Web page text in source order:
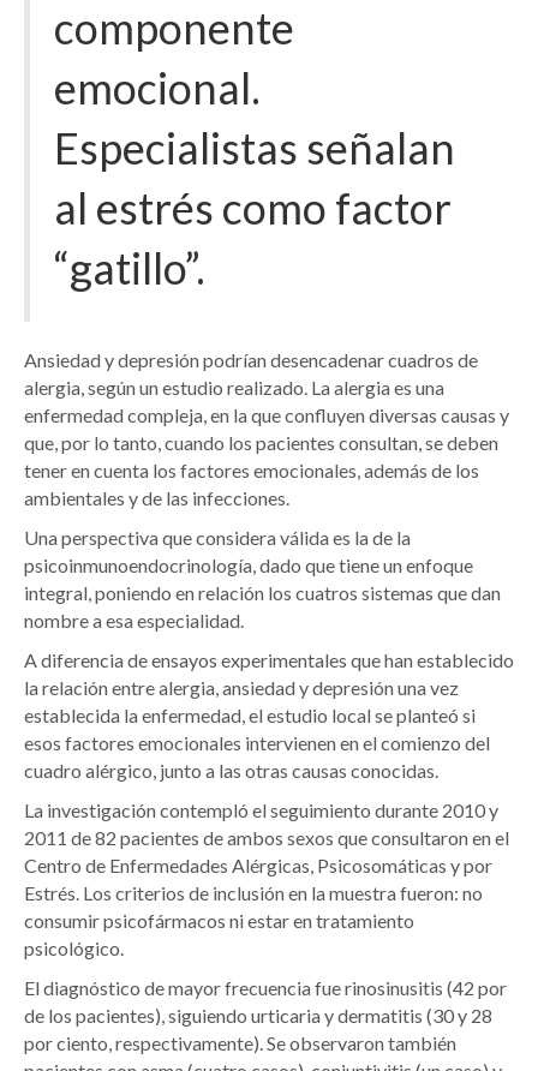
componente
emocional.
Especialistas señalan
al estrés como factor
“gatillo”.
Ansiedad y depresión podrían desencadenar cuadros de
alergia, según un estudio realizado. La alergia es una
enfermedad compleja, en la que confluyen diversas causas y
que, por lo tanto, cuando los pacientes consultan, se deben
tener en cuenta los factores emocionales, además de los
ambientales y de las infecciones.
Una perspectiva que considera válida es la de la
psicoinmunoendocrinología, dado que tiene un enfoque
integral, poniendo en relación los cuatros sistemas que dan
nombre a esa especialidad.
A diferencia de ensayos experimentales que han establecido
la relación entre alergia, ansiedad y depresión una vez
establecida la enfermedad, el estudio local se planteó si
esos factores emocionales intervienen en el comienzo del
cuadro alérgico, junto a las otras causas conocidas.
La investigación contempló el seguimiento durante 2010 y
2011 de 82 pacientes de ambos sexos que consultaron en el
Centro de Enfermedades Alérgicas, Psicosomáticas y por
Estrés. Los criterios de inclusión en la muestra fueron: no
consumir psicofármacos ni estar en tratamiento
psicológico.
El diagnóstico de mayor frecuencia fue rinosinusitis (42 por
de los pacientes), siguiendo urticaria y dermatitis (30 y 28
por ciento, respectivamente). Se observaron también